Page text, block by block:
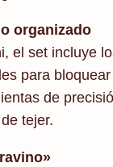
organizado
el set incluye
para
de
tejer.